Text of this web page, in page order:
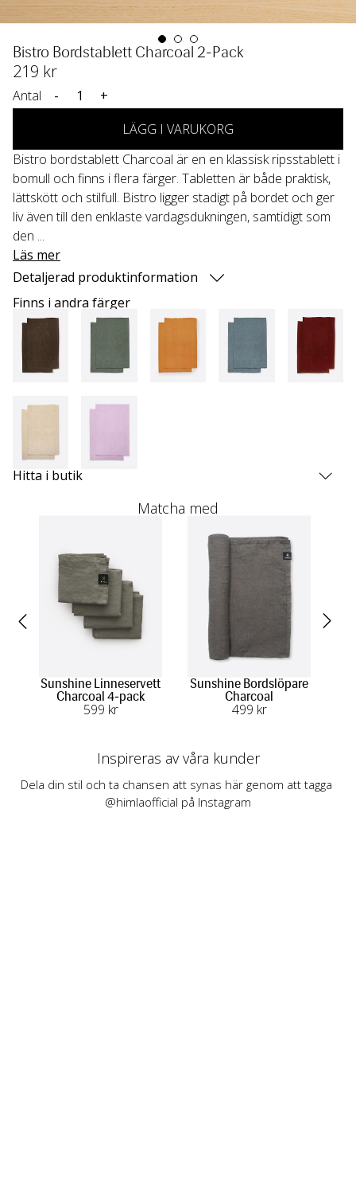
Bistro Bordstablett Charcoal 2-Pack
219 kr
Antal -
+
LÄGG I VARUKORG
Bistro bordstablett Charcoal är en en klassisk ripsstablett i
bomull och finns i flera färger. Tabletten är både praktisk,
lättskött och stilfull. Bistro ligger stadigt på bordet och ger
liv även till den enklaste vardagsdukningen, samtidigt som
den ...
Läs mer
Detaljerad produktinformation
Finns i andra färger
Hitta i butik
Matcha med
Sunshine Linneservett
Charcoal 4-pack
599 kr
Sunshine Bordslöpare
Charcoal
499 kr
Inspireras av våra kunder
Dela din stil och ta chansen att synas här genom att tagga
@himlaofficial på Instagram